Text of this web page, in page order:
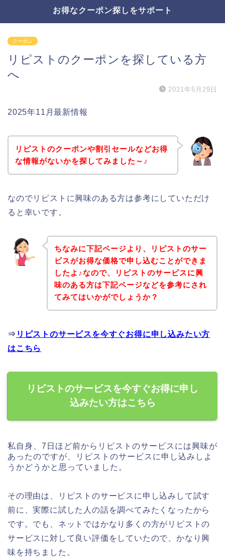
お得なクーポン探しをサポート
クーポン
リピストのクーポンを探している方
へ
2021年5月29日
2025年11月最新情報
リピストのクーポンや割引セールなどお得
な情報がないかを探してみました～♪
なのでリピストに興味のある方は参考にしていただけ
ると幸いです。
ちなみに下記ページより、リピストのサー
ビスがお得な価格で申し込むことができま
したよ♪なので、リピストのサービスに興
味のある方は下記ページなどを参考にされ
てみてはいかがでしょうか？
⇒ リピストのサービスを今すぐお得に申し込みたい方
はこちら
リピストのサービスを今すぐお得に申し
込みたい方はこちら
私自身、7日ほど前からリピストのサービスには興味が
あったのですが、リピストのサービスに申し込みしよ
うかどうかと思っていました。
その理由は、リピストのサービスに申し込みして試す
前に、実際に試した人の話を調べてみたくなったから
です。でも、ネットではかなり多くの方がリピストの
サービスに対して良い評価をしていたので、かなり興
味を持ちました。